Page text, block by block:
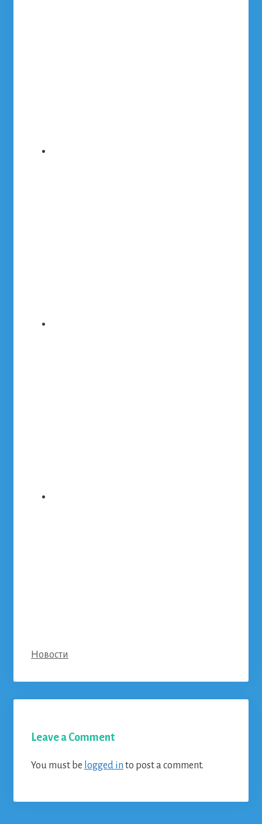
Categories
Новости
Leave a Comment
You must be logged in to post a comment.